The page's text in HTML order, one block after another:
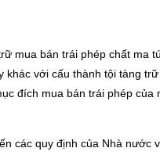
mua bán trái phép chất ma
với cấu thành tội tàng
đích mua bán trái phép
các quy định của Nhà nước